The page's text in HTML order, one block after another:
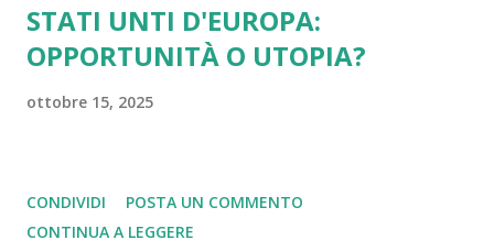
STATI UNTI D'EUROPA:
OPPORTUNITÀ O UTOPIA?
ottobre 15, 2025
CONDIVIDI
POSTA UN COMMENTO
CONTINUA A LEGGERE